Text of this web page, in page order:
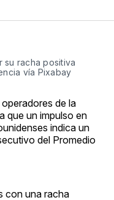
su racha positiva
vía Pixabay
de la
que un impulso en
indica un
del Promedio
con una racha